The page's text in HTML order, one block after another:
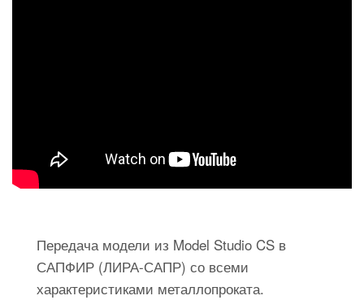
Передача модели из Model Studio CS в
САПФИР (ЛИРА-САПР) со всеми
характеристиками металлопроката.